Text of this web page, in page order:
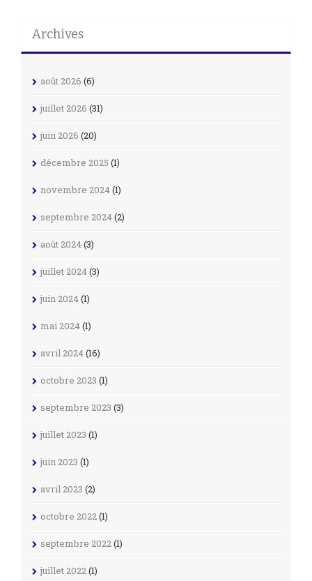
Archives
août 2026 (6)
juillet 2026 (31)
juin 2026 (20)
décembre 2025 (1)
novembre 2024(1)
septembre 2024(2)
août 2024(3)
juillet 2024(3)
juin 2024(1)
mai 2024(1)
avril 2024(16)
octobre 2023 (1)
septembre 2023 (3)
juillet 2023 (1)
juin 2023 (1)
avril 2023 (2)
octobre 2022(1)
septembre 2022(1)
juillet 2022(1)